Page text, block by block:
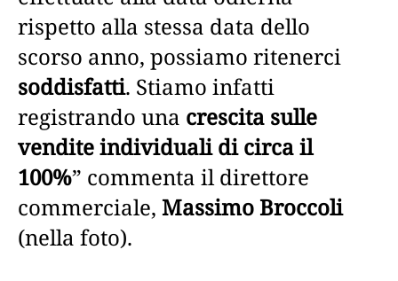
rispetto alla stessa data dello
scorso anno, possiamo ritenerci
soddisfatti. Stiamo infatti
registrando una crescita sulle
vendite individuali di circa il
100%” commenta il direttore
commerciale, Massimo Broccoli
(nella foto).